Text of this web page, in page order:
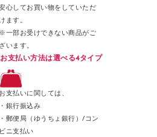
その他文具
セロハンテープ
スティックのり
クリップ
心してお買い物をしていただ
ます。
一部お受けできない商品がご
います。
お支払い方法は選べる4タイプ
支払いに関しては、
銀行振込み
郵便局（ゆうちょ銀行）/コン
ニ支払い